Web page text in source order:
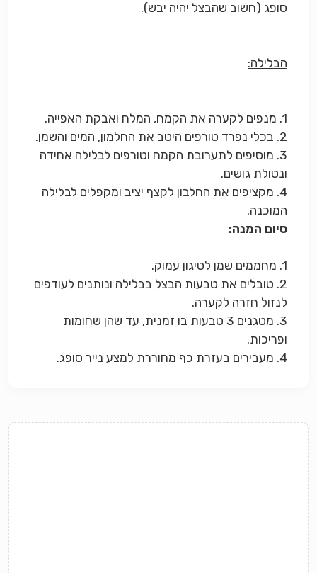
סופג (חשוב שהבצל יהיה יבש).
הבלילה:
1. מנפים לקערה את הקמח, המלח ואבקת האפייה.
2. בכלי נפרד טורפים היטב את החלמון, המים והשמן.
3. מוסיפים לתערובת הקמח וטורפים לבלילה אחידה
ונטולת גושים.
4. מקציפים את החלבון לקצף יציב ומקפלים לבלילה
המוכנה.
סיום המנה:
1. מחממים שמן לטיגון עמוק.
2. טובלים את טבעות הבצל בבלילה ונותנים לעודפים
לנזול חזרה לקערה.
3. מטגנים 3 טבעות בו זמנית, עד שהן שחומות
ופריכות.
4. מעבירים בעזרת כף מחוררת למצע נייר סופג.